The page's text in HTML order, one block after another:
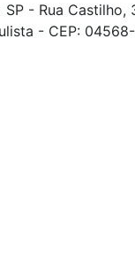
SP - Rua Castilho,
- CEP: